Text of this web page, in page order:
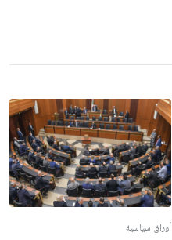
أوراق سياسية